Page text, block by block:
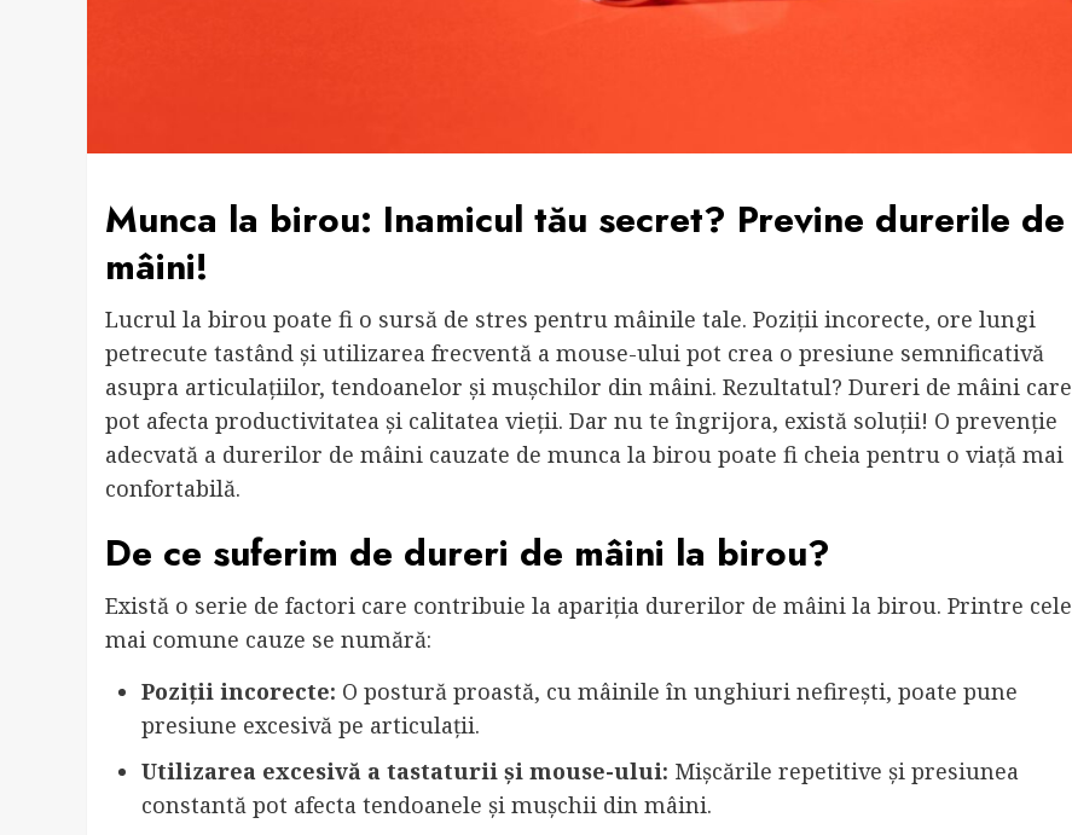
Munca la birou: Inamicul tău secret? Previne durerile de
mâini!
Lucrul la birou poate fi o sursă de stres pentru mâinile tale. Poziții incorecte, ore lungi
petrecute tastând și utilizarea frecventă a mouse-ului pot crea o presiune semnificativă
asupra articulațiilor, tendoanelor și mușchilor din mâini. Rezultatul? Dureri de mâini care
pot afecta productivitatea și calitatea vieții. Dar nu te îngrijora, există soluții! O prevenție
adecvată a durerilor de mâini cauzate de munca la birou poate fi cheia pentru o viață mai
confortabilă.
De ce suferim de dureri de mâini la birou?
Există o serie de factori care contribuie la apariția durerilor de mâini la birou. Printre cele
mai comune cauze se numără:
Poziții incorecte: O postură proastă, cu mâinile în unghiuri nefirești, poate pune
presiune excesivă pe articulații.
Utilizarea excesivă a tastaturii și mouse-ului: Mișcările repetitive și presiunea
constantă pot afecta tendoanele și mușchii din mâini.